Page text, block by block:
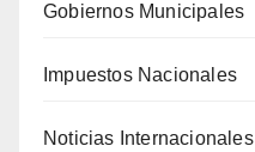
Gobiernos Municipales
Impuestos Nacionales
Noticias Internacionales